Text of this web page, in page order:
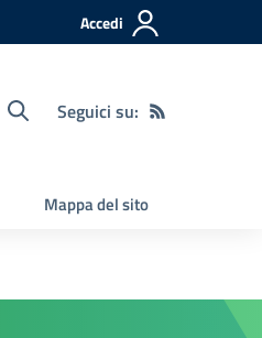
Accedi
Seguici su:
Mappa del sito